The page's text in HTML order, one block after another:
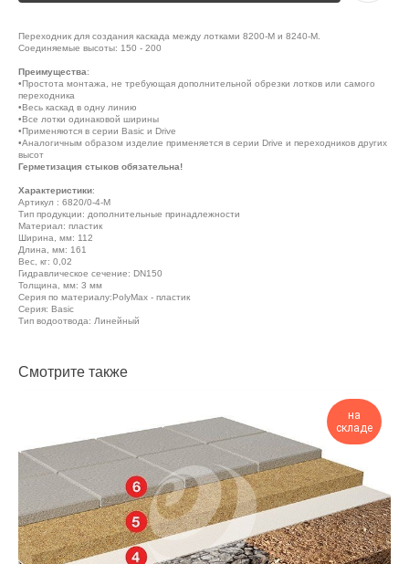
Переходник для создания каскада между лотками 8200-М и 8240-М.
Соединяемые высоты: 150 - 200
Преимущества:
•Простота монтажа, не требующая дополнительной обрезки лотков или самого
переходника
•Весь каскад в одну линию
•Все лотки одинаковой ширины
•Применяются в серии Basic и Drive
•Аналогичным образом изделие применяется в серии Drive и переходников других
высот
Герметизация стыков обязательна!
Характеристики:
Артикул : 6820/0-4-М
Тип продукции: дополнительные принадлежности
Материал: пластик
Ширина, мм: 112
Длина, мм: 161
Вес, кг: 0,02
Гидравлическое сечение: DN150
Толщина, мм: 3 мм
Серия по материалу:PolyMax - пластик
Серия: Basic
Тип водоотвода: Линейный
Смотрите также
на
складе